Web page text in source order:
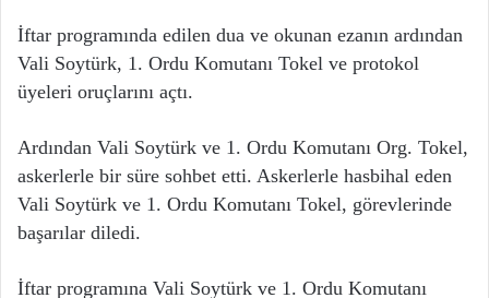
İftar programında edilen dua ve okunan ezanın ardından
Vali Soytürk, 1. Ordu Komutanı Tokel ve protokol
üyeleri oruçlarını açtı.
Ardından Vali Soytürk ve 1. Ordu Komutanı Org. Tokel,
askerlerle bir süre sohbet etti. Askerlerle hasbihal eden
Vali Soytürk ve 1. Ordu Komutanı Tokel, görevlerinde
başarılar diledi.
İftar programına Vali Soytürk ve 1. Ordu Komutanı